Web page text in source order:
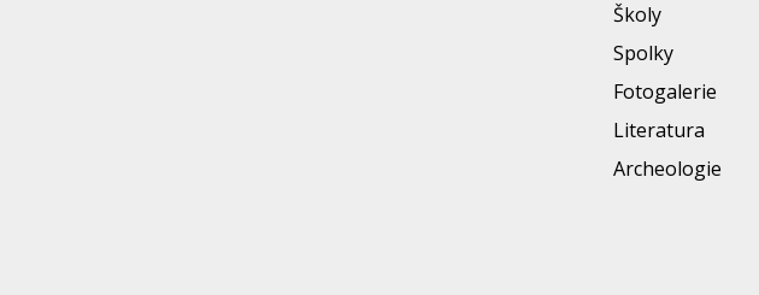
Školy
Spolky
Fotogalerie
Literatura
Archeologie